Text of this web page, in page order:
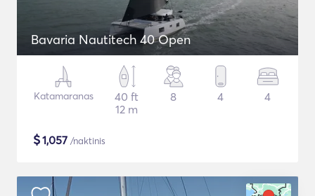
Bavaria Nautitech 40 Open
Katamaranas
40 ft
12 m
8 4 4
$1,057 /naktinis